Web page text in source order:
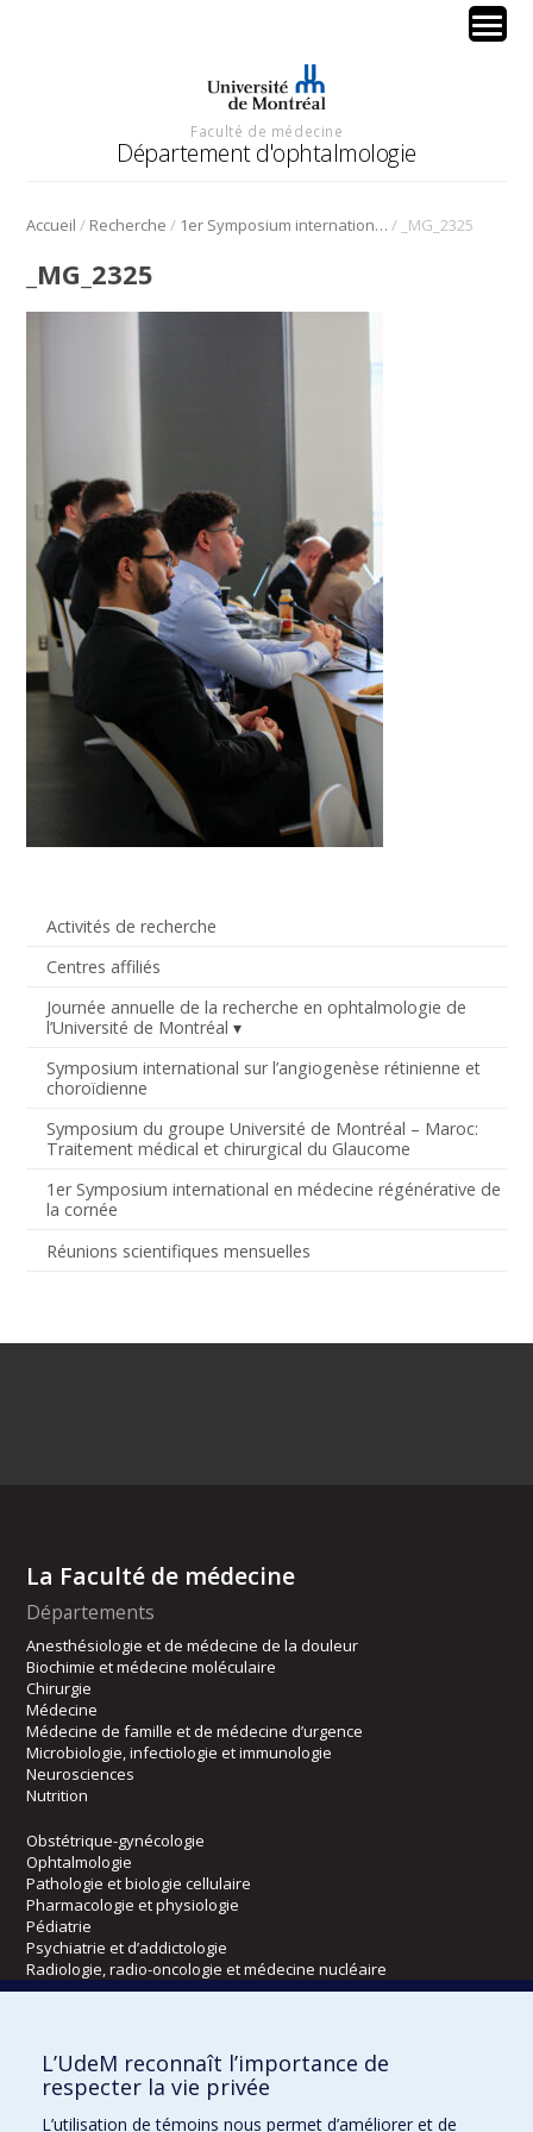
Faculté de médecine
Département d'ophtalmologie
Accueil / Recherche / 1er Symposium international en médecine régénérative de la cornée / _MG_2325
Activités de recherche
Centres affiliés
Journée annuelle de la recherche en ophtalmologie de
l’Université de Montréal
Symposium international sur l’angiogenèse rétinienne et
choroïdienne
Symposium du groupe Université de Montréal – Maroc:
Traitement médical et chirurgical du Glaucome
1er Symposium international en médecine régénérative de
la cornée
Réunions scientifiques mensuelles
_MG_2325
La Faculté de médecine
Départements
Anesthésiologie et de médecine de la douleur
Biochimie et médecine moléculaire
Chirurgie
Médecine
Médecine de famille et de médecine d’urgence
Microbiologie, infectiologie et immunologie
Neurosciences
Nutrition
Obstétrique-gynécologie
Ophtalmologie
Pathologie et biologie cellulaire
Pharmacologie et physiologie
Pédiatrie
Psychiatrie et d’addictologie
Radiologie, radio-oncologie et médecine nucléaire
Écoles
Kinésiologie et des sciences de l’activité physique
Orthophonie et audiologie
Réadaptation
L’UdeM reconnaît l’importance de
respecter la vie privée
L’utilisation de témoins nous permet d’améliorer et de